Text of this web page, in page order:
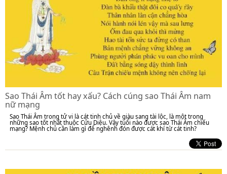
Sao Thái Âm tốt hay xấu? Cách cúng sao Thái Âm nam
nữ mạng
Sao Thái Âm trong tử vi là cát tinh chủ về giàu sang tài lộc, là một trong
những sao tốt nhất thuộc Cửu Diệu. Vậy tuổi nào được sao Thái Âm chiếu
mạng? Mệnh chủ cần làm gì để nghênh đón được cát khí từ cát tinh?